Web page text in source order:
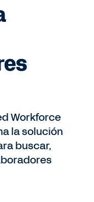
Workforce
la solución
buscar,